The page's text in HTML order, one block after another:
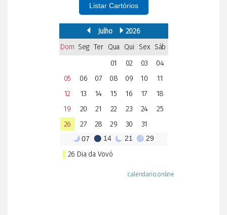
Listar Cartórios